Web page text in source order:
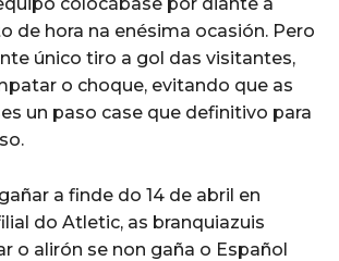
de hora na enésima ocasión. Pero
único tiro a gol das visitantes,
o choque, evitando que as
un paso case que definitivo para
a finde do 14 de abril en
do Atletic, as branquiazuis
o alirón se non gaña o Español